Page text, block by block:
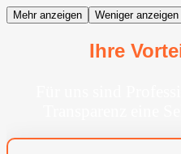
Mehr anzeigen Weniger anzeigen
Ihre